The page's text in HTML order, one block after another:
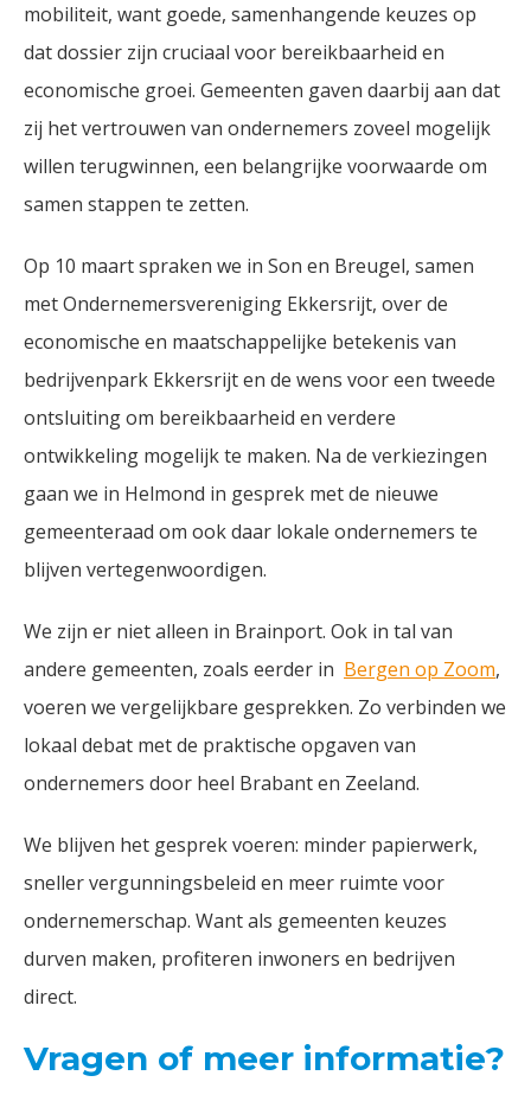
mobiliteit, want goede, samenhangende keuzes op
dat dossier zijn cruciaal voor bereikbaarheid en
economische groei. Gemeenten gaven daarbij aan dat
zij het vertrouwen van ondernemers zoveel mogelijk
willen terugwinnen, een belangrijke voorwaarde om
samen stappen te zetten.
Op 10 maart spraken we in Son en Breugel, samen
met Ondernemersvereniging Ekkersrijt, over de
economische en maatschappelijke betekenis van
bedrijvenpark Ekkersrijt en de wens voor een tweede
ontsluiting om bereikbaarheid en verdere
ontwikkeling mogelijk te maken. Na de verkiezingen
gaan we in Helmond in gesprek met de nieuwe
gemeenteraad om ook daar lokale ondernemers te
blijven vertegenwoordigen.
We zijn er niet alleen in Brainport. Ook in tal van
andere gemeenten, zoals eerder in Bergen op Zoom,
voeren we vergelijkbare gesprekken. Zo verbinden we
lokaal debat met de praktische opgaven van
ondernemers door heel Brabant en Zeeland.
We blijven het gesprek voeren: minder papierwerk,
sneller vergunningsbeleid en meer ruimte voor
ondernemerschap. Want als gemeenten keuzes
durven maken, profiteren inwoners en bedrijven
direct.
Vragen of meer informatie?